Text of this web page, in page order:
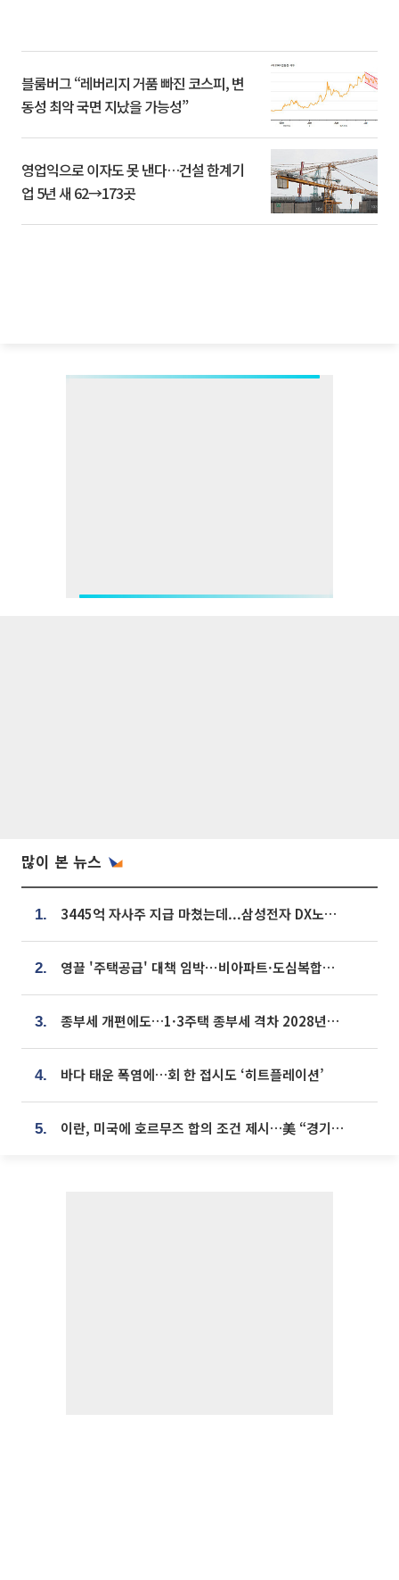
블룸버그 “레버리지 거품 빠진 코스피, 변
동성 최악 국면 지났을 가능성”
영업익으로 이자도 못 낸다…건설 한계기
업 5년 새 62→173곳
많이 본 뉴스
1. 3445억 자사주 지급 마쳤는데...삼성전자 DX노조, 뒤늦은 '떼쓰기 집회'
2. 영끌 '주택공급' 대책 임박⋯비아파트·도심복합까지 총동원
3. 종부세 개편에도…1·3주택 종부세 격차 2028년부터 확대
4. 바다 태운 폭염에…회 한 접시도 ‘히트플레이션’
5. 이란, 미국에 호르무즈 합의 조건 제시…美 “경기 아직 안 끝나” [종합]